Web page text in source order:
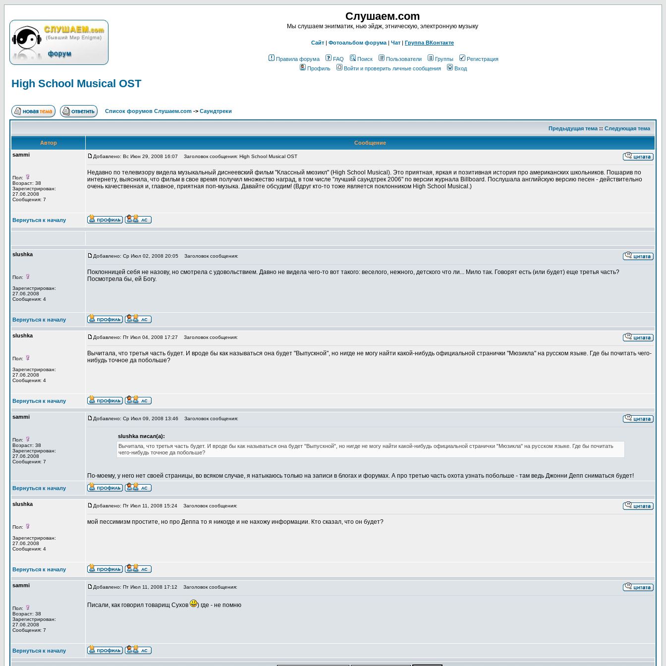
Слушаем.com
Мы слушаем энигматик, нью эйдж, этническую, электронную музыку
Сайт | Фотоальбом форума | Чат | Группа ВКонтакте
Правила форума FAQ Поиск Пользователи Группы
Регистрация
Профиль
Войти и проверить личные сообщения Вход
High School Musical OST
Список форумов Слушаем.com -> Саундтреки
Предыдущая тема :: Следующая тема
Автор
Сообщение
sammi
Пол:
Возраст: 38
Зарегистрирован:
27.06.2008
Сообщения: 7
Добавлено: Вс Июн 29, 2008 16:07 Заголовок сообщения: High School Musical OST
Недавно по телевизору видела музыкальный диснеевский фильм "Классный мюзикл" (High School Musical). Это приятная, яркая и позитивная история про американских школьников. Пошарив по
интернету, выяснила, что фильм в свое время получил множество наград, в том числе "лучший саундтрек 2006" по версии журнала Billboard. Послушала английскую версию песен - действительно
очень качественная и, главное, приятная поп-музыка. Давайте обсудим! (Вдруг кто-то тоже является поклонником High School Musical.)
Вернуться к началу
slushka
Пол:
Зарегистрирован:
27.06.2008
Сообщения: 4
Добавлено: Ср Июл 02, 2008 20:05 Заголовок сообщения:
Поклонницей себя не назову, но смотрела с удовольствием. Давно не видела чего-то вот такого: веселого, нежного, детского что ли... Мило так. Говорят есть (или будет) еще третья часть?
Посмотрела бы, ей Богу.
Вернуться к началу
slushka
Пол:
Зарегистрирован:
27.06.2008
Сообщения: 4
Добавлено: Пт Июл 04, 2008 17:27 Заголовок сообщения:
Вычитала, что третья часть будет. И вроде бы как называться она будет "Выпускной", но нигде не могу найти какой-нибудь официальной странички "Мюзикла" на русском языке. Где бы почитать чего-
нибудь точное да побольше?
Вернуться к началу
sammi
Пол:
Возраст: 38
Зарегистрирован:
27.06.2008
Сообщения: 7
Добавлено: Ср Июл 09, 2008 13:46 Заголовок сообщения:
slushka писал(а):
Вычитала, что третья часть будет. И вроде бы как называться она будет "Выпускной", но нигде не могу найти какой-нибудь официальной странички "Мюзикла" на русском языке. Где бы почитать
чего-нибудь точное да побольше?
По-моему, у него нет своей страницы, во всяком случае, я натыкаюсь только на записи в блогах и форумах. А про третью часть охота узнать побольше - там ведь Джонни Депп сниматься будет!
Вернуться к началу
slushka
Пол:
Зарегистрирован:
27.06.2008
Сообщения: 4
Добавлено: Пт Июл 11, 2008 15:24 Заголовок сообщения:
мой пессимизм простите, но про Деппа то я никогде и не нахожу информации. Кто сказал, что он будет?
Вернуться к началу
sammi
Пол:
Возраст: 38
Зарегистрирован:
27.06.2008
Сообщения: 7
Добавлено: Пт Июл 11, 2008 17:12 Заголовок сообщения:
Писали, как говорил товарищ Сухов ) где - не помню
Вернуться к началу